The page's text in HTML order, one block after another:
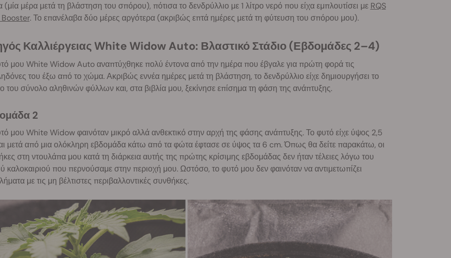
(μία μέρα μετά τη βλάστηση του σπόρου), πότισα το δενδρύλλιο με 1 λίτρο νερό που είχα εμπλουτίσει με RQS
. Το επανέλαβα δύο μέρες αργότερα (ακριβώς επτά ημέρες μετά τη φύτευση του σπόρου μου).
Καλλιέργειας White Widow Auto: Βλαστικό Στάδιο (Εβδομάδες 2–4)
μου White Widow Auto αναπτύχθηκε πολύ έντονα από την ημέρα που έβγαλε για πρώτη φορά τις
του έξω από το χώμα. Ακριβώς εννέα ημέρες μετά τη βλάστηση, το δενδρύλλιο είχε δημιουργήσει το
του σύνολο αληθινών φύλλων και, στα βιβλία μου, ξεκίνησε επίσημα τη φάση της ανάπτυξης.
2
μου White Widow φαινόταν μικρό αλλά ανθεκτικό στην αρχή της φάσης ανάπτυξης. Το φυτό είχε ύψος 2,5
μετά από μια ολόκληρη εβδομάδα κάτω από τα φώτα έφτασε σε ύψος τα 6 cm. Όπως θα δείτε παρακάτω, οι
στη ντουλάπα μου κατά τη διάρκεια αυτής της πρώτης κρίσιμης εβδομάδας δεν ήταν τέλειες λόγω του
καλοκαιριού που περνούσαμε στην περιοχή μου. Ωστόσο, το φυτό μου δεν φαινόταν να αντιμετωπίζει
με τις μη βέλτιστες περιβαλλοντικές συνθήκες.